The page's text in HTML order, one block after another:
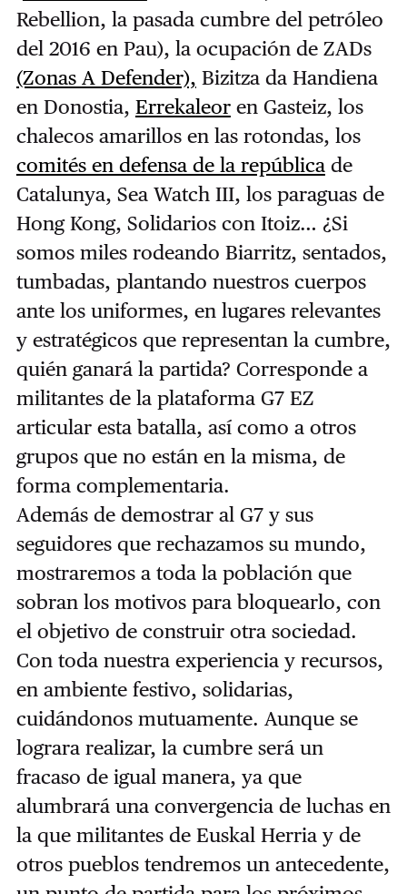
Rebellion, la pasada cumbre del petróleo
del 2016 en Pau), la ocupación de ZADs
(Zonas A Defender), Bizitza da Handiena
en Donostia, Errekaleoren Gasteiz, los
chalecos amarillos en las rotondas, los
comités en defensa de la repúblicade
Catalunya, Sea Watch III, los paraguas de
Hong Kong, Solidarios con Itoiz… ¿Si
somos miles rodeando Biarritz, sentados,
tumbadas, plantando nuestros cuerpos
ante los uniformes, en lugares relevantes
y estratégicos que representan la cumbre,
quién ganará la partida? Corresponde a
militantes de la plataforma G7 EZ
articular esta batalla, así como a otros
grupos que no están en la misma, de
forma complementaria.
Además de demostrar al G7 y sus
seguidores que rechazamos su mundo,
mostraremos a toda la población que
sobran los motivos para bloquearlo, con
el objetivo de construir otra sociedad.
Con toda nuestra experiencia y recursos,
en ambiente festivo, solidarias,
cuidándonos mutuamente. Aunque se
lograra realizar, la cumbre será un
fracaso de igual manera, ya que
alumbrará una convergencia de luchas en
la que militantes de Euskal Herria y de
otros pueblos tendremos un antecedente,